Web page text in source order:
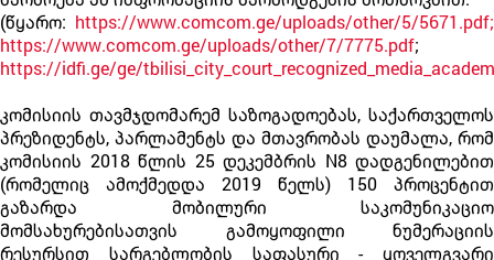
(წყარო: https://www.comcom.ge/uploads/other/5/5671.pdf;
https://www.comcom.ge/uploads/other/7/7775.pdf;
https://idfi.ge/ge/
კომისიის თავმჯდომარემ საზოგადოებას, საქართველოს
პრეზიდენტს, პარლამენტს და მთავრობას დაუმალა, რომ
კომისიის 2018 წლის 25 დეკემბრის N8 დადგენილებით
(რომელიც ამოქმედდა 2019 წელს) 150 პროცენტით
გაზარდა მობილური საკომუნიკაციო
მომსახურებისათვის გამოყოფილი ნუმერაციის
რესურსით სარგებლობის საფასური - ყოველგვარი